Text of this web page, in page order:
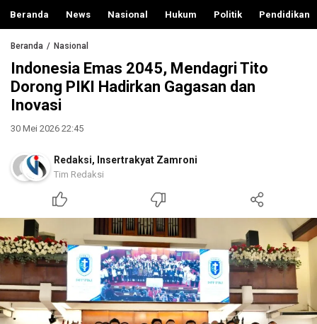
Beranda News Nasional Hukum Politik Pendidikan
Beranda Nasional
Indonesia Emas 2045, Mendagri Tito
Dorong PIKI Hadirkan Gagasan dan
Inovasi
30 Mei 2026 22:45
Redaksi, Insertrakyat Zamroni
Tim Redaksi